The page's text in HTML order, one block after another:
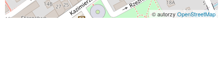
© autorzyOpenStreetMap